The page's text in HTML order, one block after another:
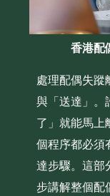
香港配
處理配偶失蹤
與「送達」。
了」就能馬上
個程序都必須
達步驟。這部
步講解整個配